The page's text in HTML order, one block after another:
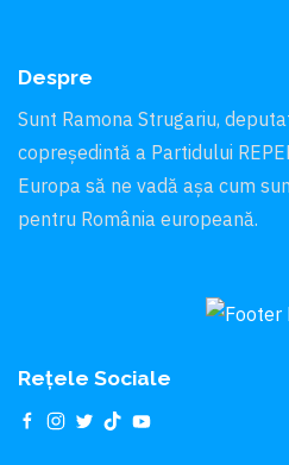
Despre
Sunt Ramona Strugariu,
copreședintă a Partidului
Europa să ne vadă aşa cum
pentru România europeană.
Rețele Sociale